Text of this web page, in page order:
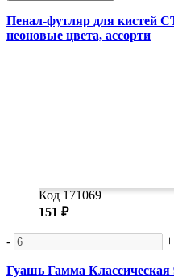
Пенал-футляр для кистей
неоновые цвета, ассорти
Код 171069
151 ₽
- +
Гуашь Гамма Классическая